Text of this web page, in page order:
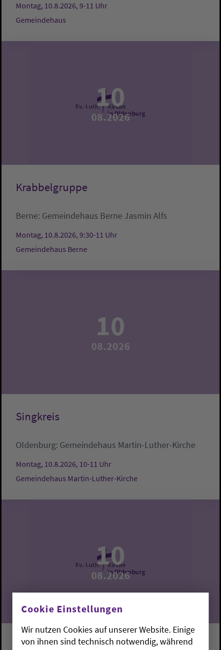
Montag, 10.8.2026, 9-11 Uhr
Gemeindehaus
10
08.2026
Krabbelgruppe
Berne: Gemeindehaus Berne Jasmin Alfs
Montag, 10.8.2026, 9:30-11 Uhr
Gemeindehaus Berne
10
08.2026
Singkreis
Oldenburg: Gemeindehaus Martin-Luther-Kirche
Montag, 10.8.2026, 10-11 Uhr
Gemeindehaus Martin-Luther-Kirche
10
08.2026
Krabbelgruppe
Cookie Einstellungen
Wir nutzen Cookies auf unserer Website. Einige
von ihnen sind technisch notwendig, während